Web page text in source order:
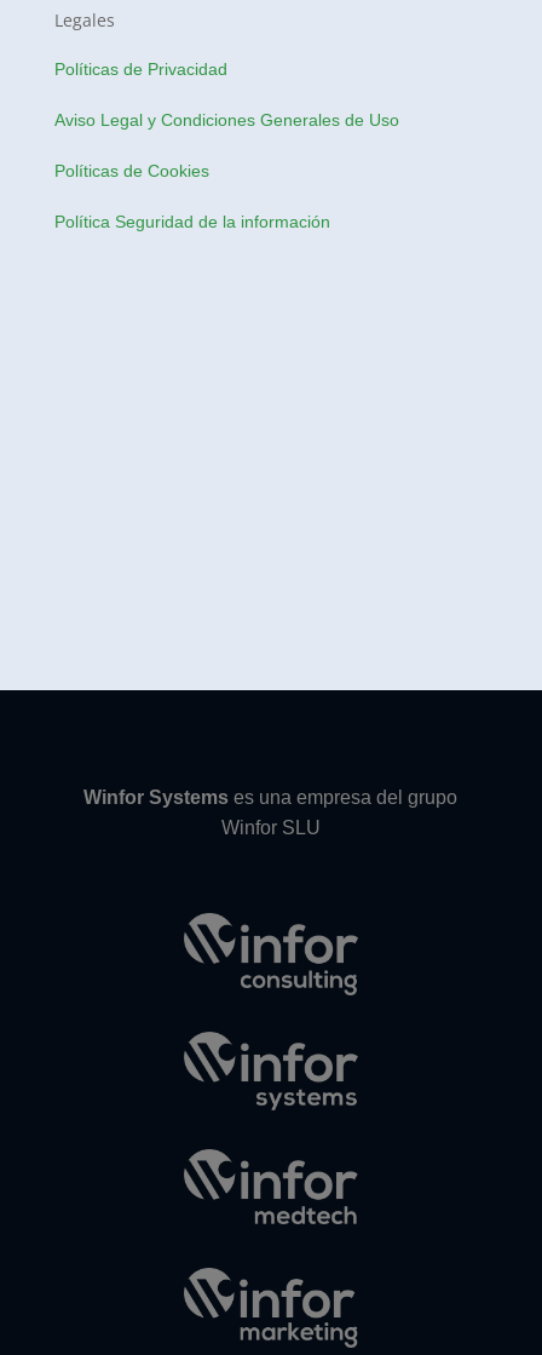
Legales
Políticas de Privacidad
Aviso Legal y Condiciones Generales de Uso
Políticas de Cookies
Política Seguridad de la información
Winfor Systems es una empresa del grupo
Winfor SLU